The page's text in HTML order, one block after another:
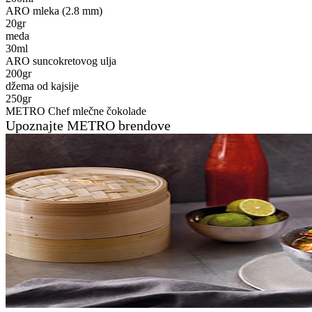
ARO mleka (2.8 mm)
20gr
meda
30ml
ARO suncokretovog ulja
200gr
džema od kajsije
250gr
METRO Chef mlečne čokolade
Upoznajte METRO brendove